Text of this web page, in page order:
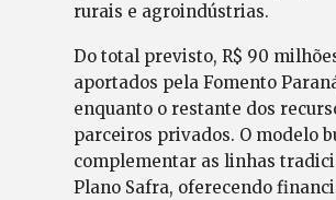
rurais e agroindústrias.
Do total previsto, R$ 90
aportados pela Fomento
enquanto o restante dos
parceiros privados. O modelo
complementar as linhas
Plano Safra, oferecendo